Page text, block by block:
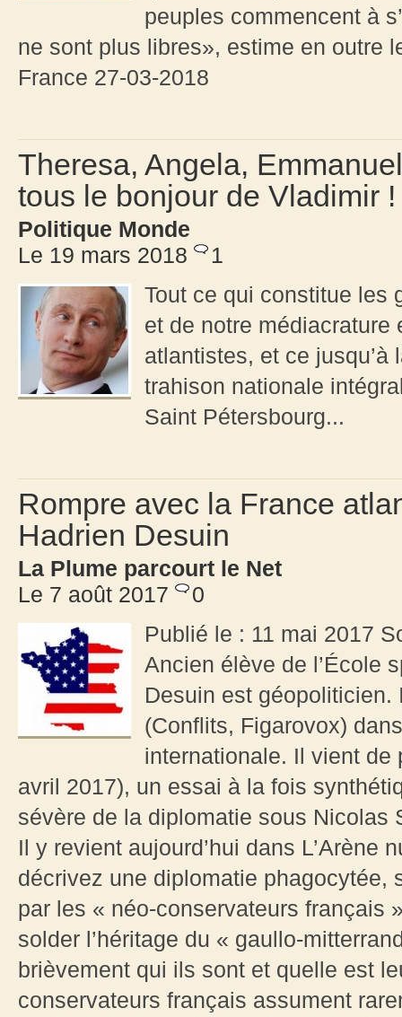
peuples commencent à
ne sont plus libres», estime en outre
France 27-03-2018
Theresa, Angela,
tous le bonjour de Vladimir !
Politique Monde
Le 19 mars 2018
1
Tout ce qui constitue les
et de notre
atlantistes, et ce jusqu’à
trahison nationale
Saint Pétersbourg...
Rompre avec la France
Hadrien Desuin
La Plume parcourt le Net
Le 7 août 2017
0
Publié le : 11 mai 2017
Ancien élève de l’École
Desuin est
(Conflits, Figarovox)
internationale. Il vient de
avril 2017), un essai à la fois
sévère de la diplomatie sous Nicolas
Il y revient aujourd’hui dans L’Arène
décrivez une diplomatie phagocytée,
par les « néo-conservateurs
solder l’héritage du « gaullo-
brièvement qui ils sont et quelle est
conservateurs français assument